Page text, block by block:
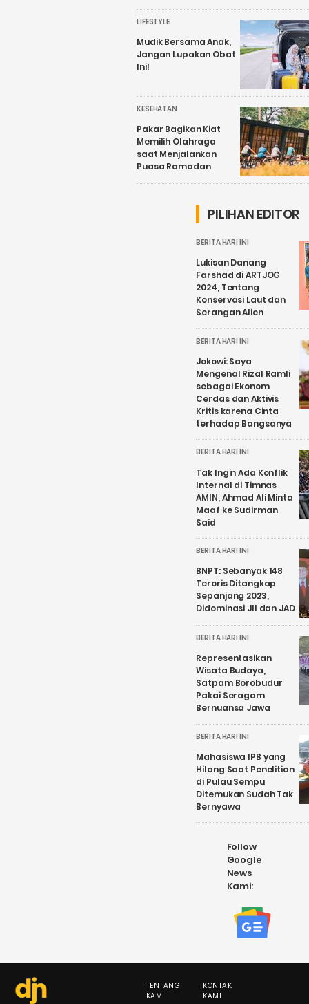
LIFESTYLE
Mudik Bersama Anak,
Jangan Lupakan Obat
Ini!
KESEHATAN
Pakar Bagikan Kiat
Memilih Olahraga
saat Menjalankan
Puasa Ramadan
PILIHAN EDITOR
BERITA HARI INI
Lukisan Danang
Farshad di ARTJOG
2024, Tentang
Konservasi Laut dan
Serangan Alien
BERITA HARI INI
Jokowi: Saya
Mengenal Rizal Ramli
sebagai Ekonom
Cerdas dan Aktivis
Kritis karena Cinta
terhadap Bangsanya
BERITA HARI INI
Tak Ingin Ada Konflik
Internal di Timnas
AMIN, Ahmad Ali Minta
Maaf ke Sudirman
Said
BERITA HARI INI
BNPT: Sebanyak 148
Teroris Ditangkap
Sepanjang 2023,
Didominasi JII dan JAD
BERITA HARI INI
Representasikan
Wisata Budaya,
Satpam Borobudur
Pakai Seragam
Bernuansa Jawa
BERITA HARI INI
Mahasiswa IPB yang
Hilang Saat Penelitian
di Pulau Sempu
Ditemukan Sudah Tak
Bernyawa
Follow
Google
News
Kami:
TENTANG
KAMI
KONTAK
KAMI